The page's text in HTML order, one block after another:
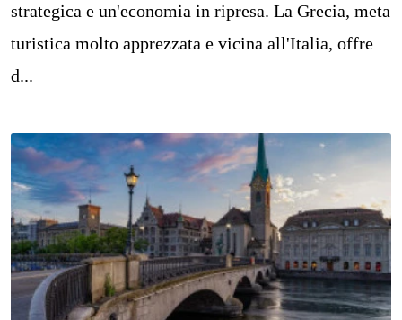
strategica e un'economia in ripresa. La Grecia, meta
turistica molto apprezzata e vicina all'Italia, offre
d...